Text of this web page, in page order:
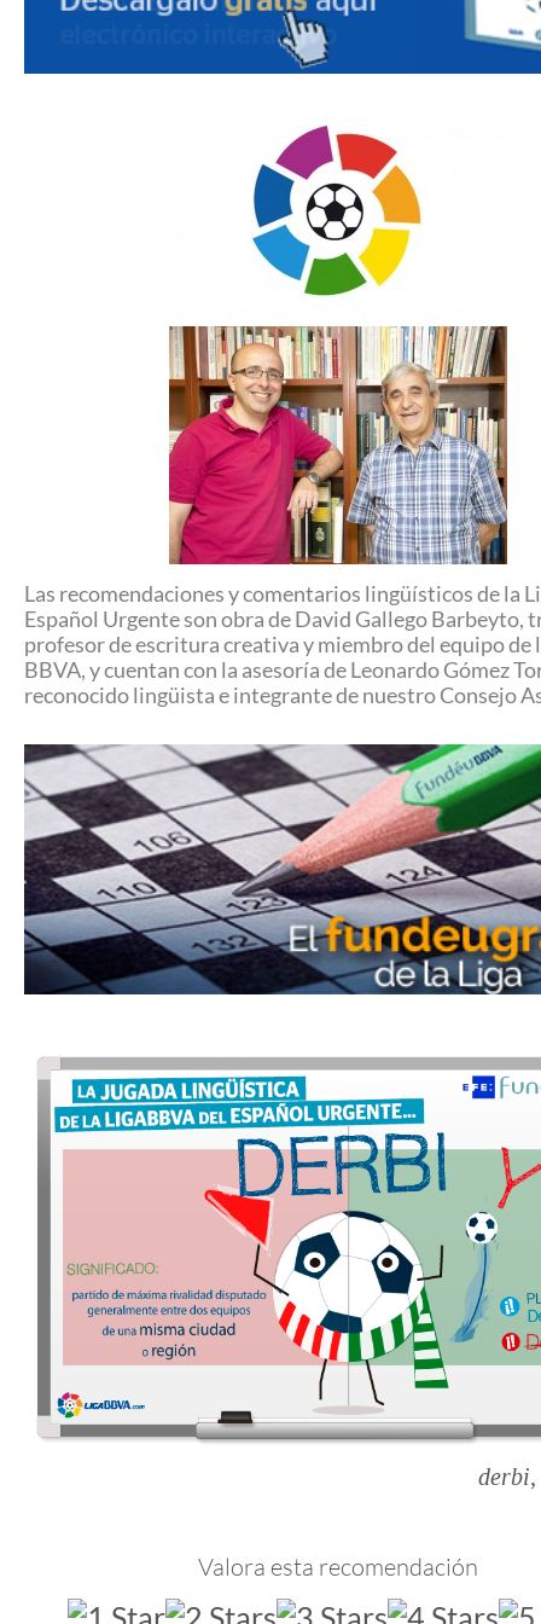
Las recomendaciones y comentarios lingüísticos de la
Español Urgente son obra de David Gallego Barbeyto,
profesor de escritura creativa y miembro del equipo de
BBVA, y cuentan con la asesoría de Leonardo Gómez
reconocido lingüista e integrante de nuestro Consejo
derbi
Valora esta recomendación